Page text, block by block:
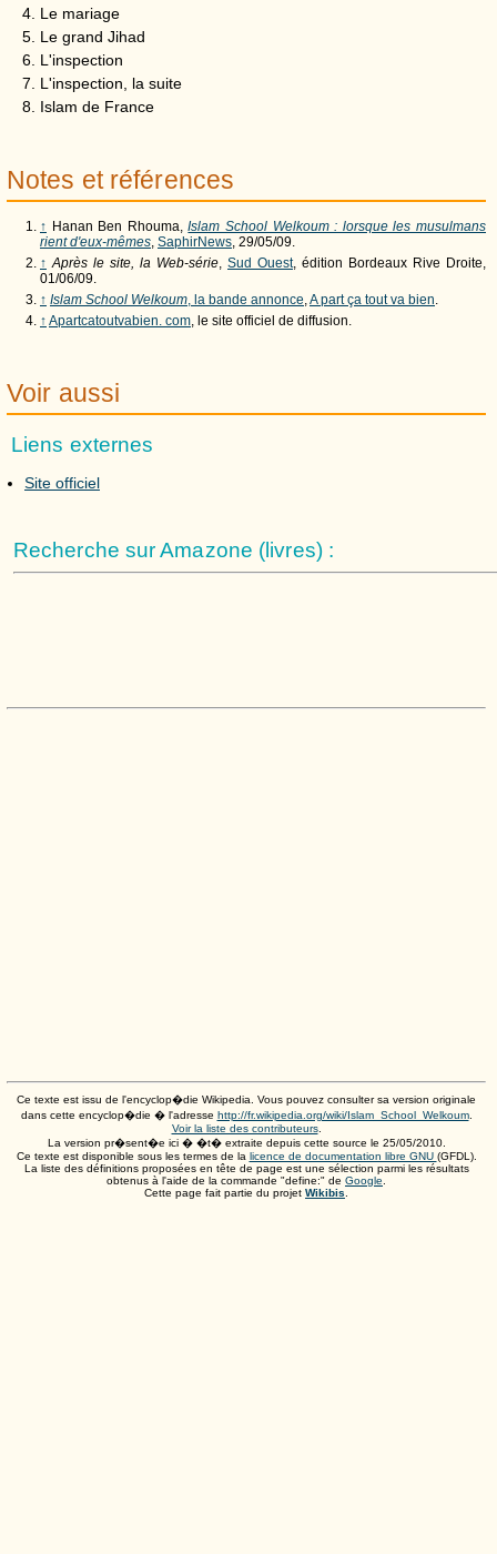
Le mariage
Le grand Jihad
L'inspection
L'inspection, la suite
Islam de France
Notes et références
↑ Hanan Ben Rhouma,Islam School Welkoum : lorsque les musulmans
rient d'eux-mêmes SaphirNews , 29/05/09.
↑ Après le site, la Web-série Sud Ouest, édition Bordeaux Rive Droite,
01/06/09.
↑ Islam School Welkoum , la bande annonce A part ça tout va bien
↑ Apartcatoutvabien. com , le site officiel de diffusion.
Voir aussi
Liens externes
Site officiel
Recherche sur Amazone (livres) :
Ce texte est issu de l'encyclop�die Wikipedia. Vous pouvez consulter sa version originale
dans cette encyclop�die � l'adresse http://fr.wikipedia.org/wiki/Islam_School_Welkoum.
Voir la liste des contributeurs.
La version pr�sent�e ici � �t� extraite depuis cette source le 25/05/2010.
Ce texte est disponible sous les termes de la licence de documentation libre GNU (GFDL).
La liste des définitions proposées en tête de page est une sélection parmi les résultats
obtenus à l'aide de la commande "define:" de Google
Cette page fait partie du projet Wikibis